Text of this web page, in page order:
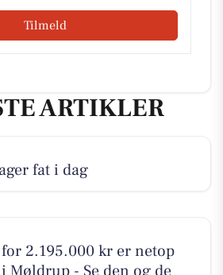
Tilmeld
ARTIKLER
fat i dag
2.195.000 kr er netop
Møldrup - Se den og de